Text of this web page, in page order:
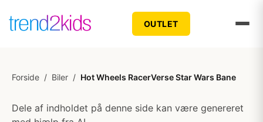
OUTLET
Forside / Biler / Hot Wheels RacerVerse Star Wars Bane
Dele af indholdet på denne side kan være genereret